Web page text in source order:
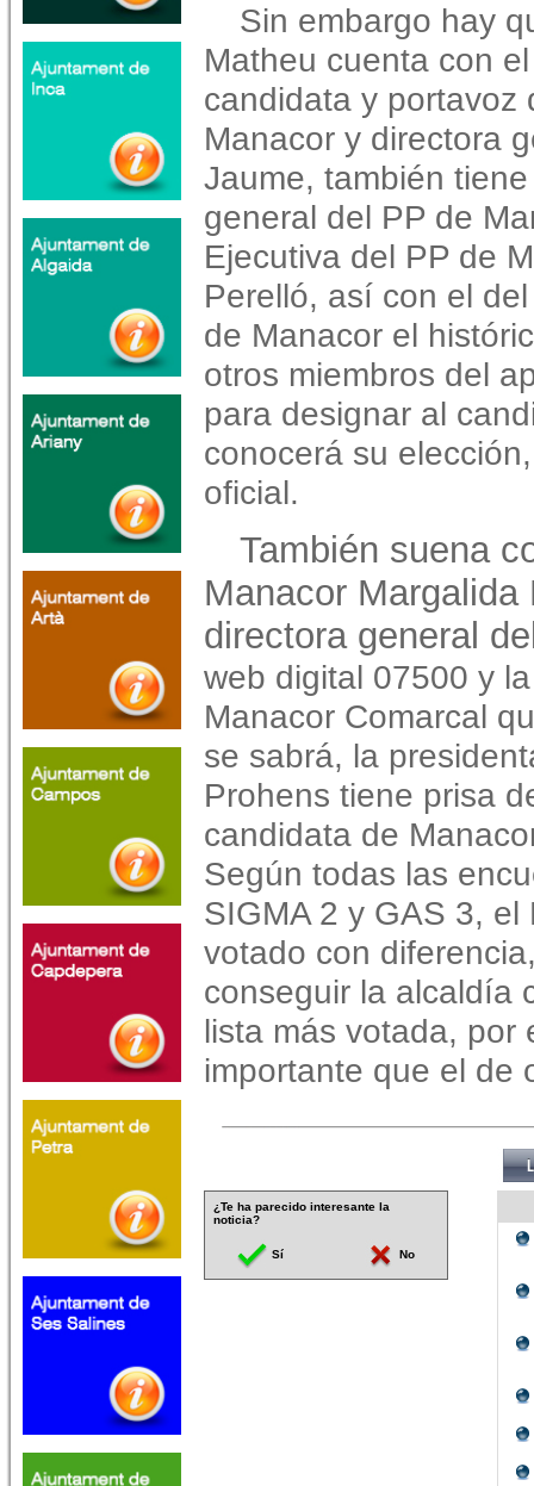
Sin embargo hay
Matheu cuenta con
candidata y portavoz
Manacor y directora
Jaume, también
general del PP de
Ejecutiva del PP de
Perelló, así con el
de Manacor el
otros miembros del
para designar al
conocerá su
oficial.
También suena
Manacor
directora general
web digital 07500 y
Manacor Comarcal
se sabrá, la
Prohens tiene prisa
candidata de
Según todas las
SIGMA 2 y GAS 3,
votado con
conseguir la alcaldía
lista más votada, por
importante que el
¿Te ha parecido interesante la
noticia?
Sí No